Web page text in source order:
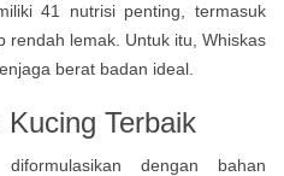
41 nutrisi penting, termasuk
rendah lemak. Untuk itu, Whiskas
berat badan ideal.
Terbaik
dengan bahan